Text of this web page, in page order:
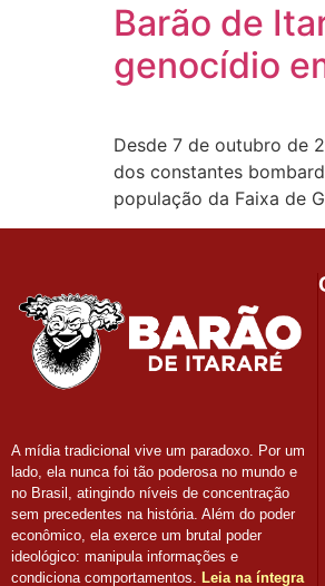
Barão de
genocídio
Desde 7 de outubro de
dos constantes
população da Faixa de
A mídia tradicional vive um paradoxo. Por um
lado, ela nunca foi tão poderosa no mundo e
no Brasil, atingindo níveis de concentração
sem precedentes na história. Além do poder
econômico, ela exerce um brutal poder
ideológico: manipula informações e
condiciona comportamentos.
Leia na íntegra